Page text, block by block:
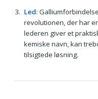
Led:
revolutionen, der har
lederen giver et
kemiske navn, kan
tilsigtede løsning.